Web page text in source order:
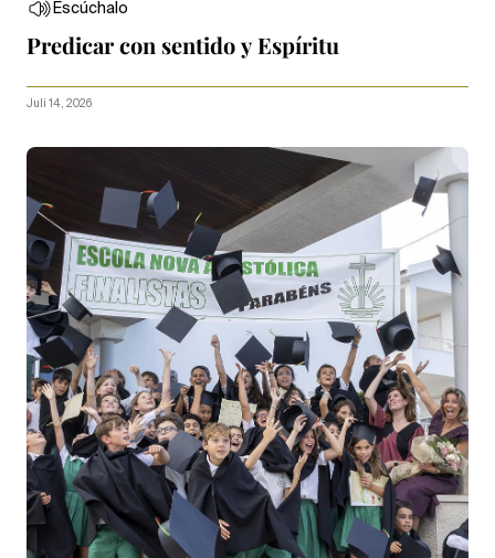
Escúchalo
Predicar con sentido y Espíritu
Juli 14, 2026